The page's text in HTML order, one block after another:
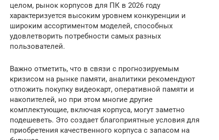
целом, рынок корпусов для ПК в 2026 году
характеризуется высоким уровнем конкуренции и
широким ассортиментом моделей, способных
удовлетворить потребности самых разных
пользователей.
Важно отметить, что в связи с прогнозируемым
кризисом на рынке памяти, аналитики рекомендуют
отложить покупку видеокарт, оперативной памяти и
накопителей, но при этом многие другие
комплектующие, включая корпуса, могут заметно
подешеветь. Это создает благоприятные условия для
приобретения качественного корпуса с запасом на